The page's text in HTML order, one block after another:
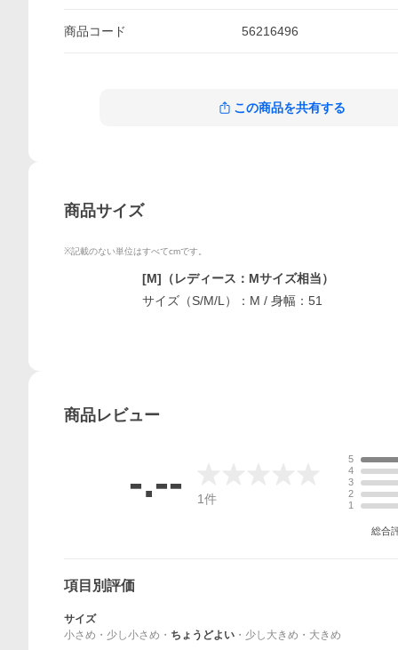
商品コード 56216496
この商品を共有する
商品サイズ
※記載のない単位はすべてcmです。
[M]（レディース：Mサイズ相当）
サイズ（S/M/L）：M / 身幅：51
商品レビュー
-.-- 1件
5
4
3
2
1
総合
項目別評価
サイズ
小さめ ・ 少し小さめ ・ ちょうどよい ・ 少し大きめ ・ 大きめ